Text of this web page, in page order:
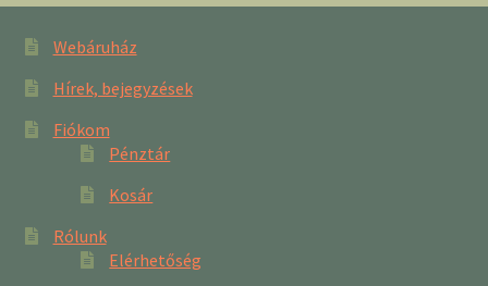
Webáruház
Hírek, bejegyzések
Fiókom
Pénztár
Kosár
Rólunk
Elérhetőség